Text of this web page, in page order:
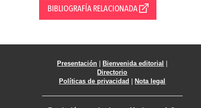
BIBLIOGRAFÍA RELACIONADA
Presentación |Bienvenida editorial |
Directorio
Políticas de privacidad |Nota legal